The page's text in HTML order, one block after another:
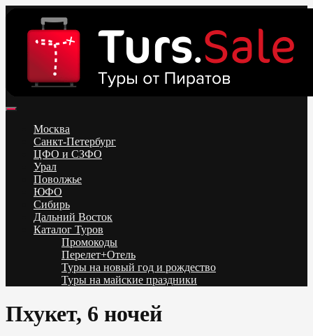
content
Низкие цены на путевки 3-7-10 ночей все включено, отдых на
море. Распродажа экскурсионных и горнолыжных туров.
Обновление каждый день. Официальный сайт Тур Сейл
Москва
Санкт-Петербург
ЦФО и СЗФО
Урал
Поволжье
ЮФО
Сибирь
Дальний Восток
Каталог Туров
Промокоды
Перелет+Отель
Туры на новый год и рождество
Туры на майские праздники
Пхукет, 6 ночей